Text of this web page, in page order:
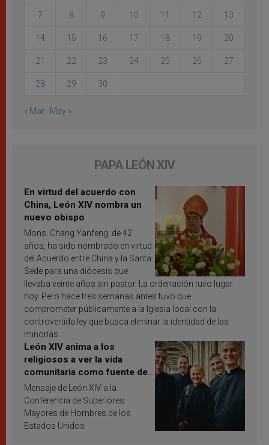
7 8 9 10 11 12 13
14 15 16 17 18 19 20
21 22 23 24 25 26 27
28 29 30
« Mar May »
PAPA LEÓN XIV
En virtud del acuerdo con
China, León XIV nombra un
nuevo obispo
Mons. Chang Yanfeng, de 42
años, ha sido nombrado en virtud
del Acuerdo entre China y la Santa
Sede para una diócesis que
llevaba veinte años sin pastor. La ordenación tuvo lugar
hoy. Pero hace tres semanas antes tuvo que
comprometer públicamente a la Iglesia local con la
controvertida ley que busca eliminar la identidad de las
minorías.
León XIV anima a los
religiosos a ver la vida
comunitaria como fuente de
inspiración y santificación
Mensaje de León XIV a la
Conferencia de Superiores
Mayores de Hombres de los
Estados Unidos